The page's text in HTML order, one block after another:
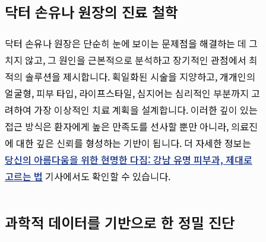
닥터 손유나 원장의 진료 철학
닥터 손유나 원장은 단순히 눈에 보이는 문제점을 해결하는 데 그
치지 않고, 그 원인을 근본적으로 분석하고 장기적인 관점에서 최
적의 솔루션을 제시합니다. 획일화된 시술을 지양하고, 개개인의
얼굴형, 피부 타입, 라이프스타일, 심지어는 심리적인 부분까지 고
려하여 가장 이상적인 치료 계획을 설계합니다. 이러한 깊이 있는
접근 방식은 환자에게 높은 만족도를 선사할 뿐만 아니라, 의료진
에 대한 깊은 신뢰를 형성하는 기반이 됩니다. 더 자세한 정보는
당신의 아름다움을 위한 현명한 다짐: 강남 유명 피부과, 제대로
고르는 법 기사에서도 확인할 수 있습니다.
과학적 데이터를 기반으로 한 정밀 진단